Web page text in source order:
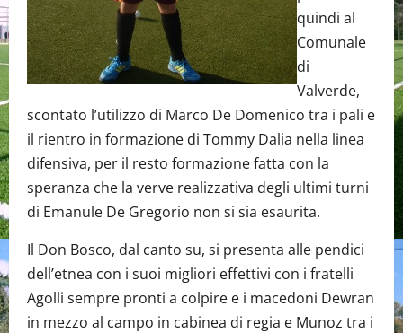
quindi al
Comunale
di
Valverde,
scontato l’utilizzo di Marco De Domenico tra i pali e
il rientro in formazione di Tommy Dalia nella linea
difensiva, per il resto formazione fatta con la
speranza che la verve realizzativa degli ultimi turni
di Emanule De Gregorio non si sia esaurita.
Il Don Bosco, dal canto su, si presenta alle pendici
dell’etnea con i suoi migliori effettivi con i fratelli
Agolli sempre pronti a colpire e i macedoni Dewran
in mezzo al campo in cabinea di regia e Munoz tra i